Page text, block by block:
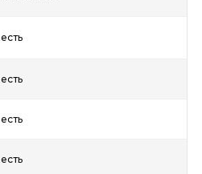
есть
есть
есть
есть